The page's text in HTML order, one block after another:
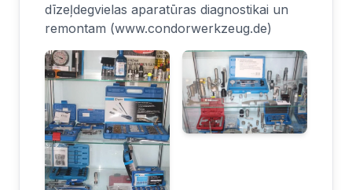
dīzeļdegvielas aparatūras diagnostikai un
remontam (www.condorwerkzeug.de)